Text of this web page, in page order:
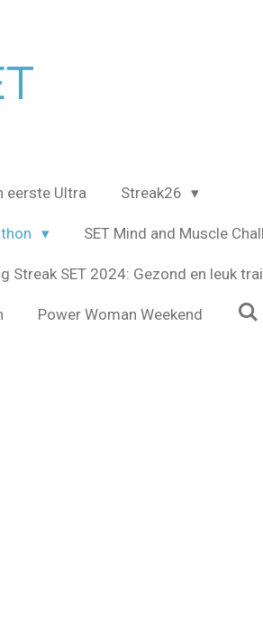
eerste Ultra Streak26
SET Mind and Muscle
Streak SET 2024: Gezond en leuk
Power Woman Weekend